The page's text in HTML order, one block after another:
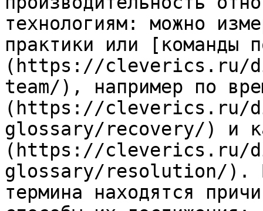
технологиям: можно
практики или [команды
(https://cleverics.ru/
team/), например по
(https://cleverics.ru/
glossary/recovery/) и
(https://cleverics.ru/
glossary/resolution/).
термина находятся